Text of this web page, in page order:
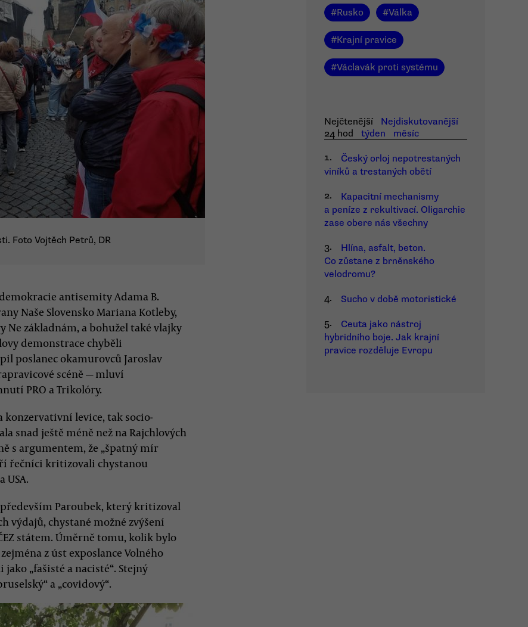
Foto Vojtěch Petrů, DR
antisemity Adama B.
Naše Slovensko Mariana Kotleby,
základnám, a bohužel také vlajky
demonstrace chyběli
poslanec okamurovců Jaroslav
scéně — mluví
PRO a Trikolóry.
konzervativní levice, tak socio-
snad ještě méně než na Rajchlových
s argumentem, že „špatný mír
řečníci kritizovali chystanou
Paroubek, který kritizoval
výdajů, chystané možné zvýšení
státem. Úměrně tomu, kolik bylo
z úst exposlance Volného
„fašisté a nacisté“. Stejný
a „covidový“.
#Rusko #Válka
#Krajní pravice
#Václavák proti systému
Nejčtenější
Nejdiskutovanější
24 hod
týden
měsíc
1.
Český orloj nepotrestaných
viníků a trestaných obětí
2.
Kapacitní mechanismy
a peníze z rekultivací. Oligarchie
zase obere nás všechny
3.
Hlína, asfalt, beton.
Co zůstane z brněnského
velodromu?
4.
Sucho v době motoristické
5.
Ceuta jako nástroj
hybridního boje. Jak krajní
pravice rozděluje Evropu